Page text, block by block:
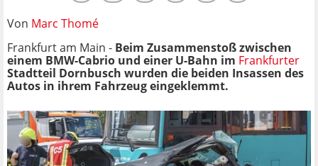
Von Marc Thomé
Frankfurt am Main - Beim Zusammenstoß zwischen
einem BMW-Cabrio und einer U-Bahn im Frankfurter
Stadtteil Dornbusch wurden die beiden Insassen des
Autos in ihrem Fahrzeug eingeklemmt.